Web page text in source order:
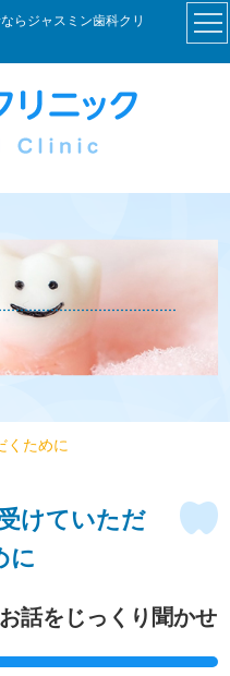
らジャスミン歯科クリ
くために
けていただ
に
話をじっくり聞かせ